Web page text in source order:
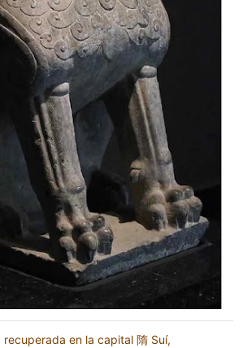
recuperada en la capital 隋 Suí,